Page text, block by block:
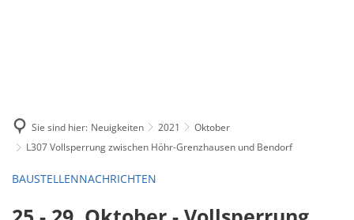
Sie sind hier: Neuigkeiten 2021
Oktober
L307 Vollsperrung zwischen Höhr-Grenzhausen und Bendorf
BAUSTELLENNACHRICHTEN